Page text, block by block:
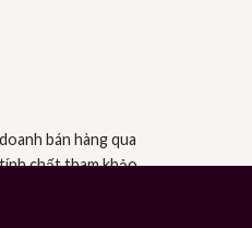
bán hàng qua
chất tham khảo.